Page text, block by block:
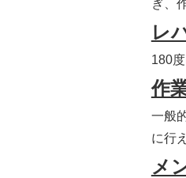
ぎ、
レ
180
作
一般
に行
メ